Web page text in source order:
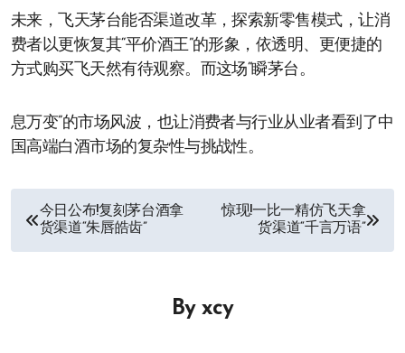
未来，飞天茅台能否渠道改革，探索新零售模式，让消
费者以更恢复其“平价酒王”的形象，依透明、更便捷的
方式购买飞天然有待观察。而这场“瞬茅台。
息万变”的市场风波，也让消费者与行业从业者看到了中
国高端白酒市场的复杂性与挑战性。
文
章
今日公布!复刻茅台酒拿
货渠道“朱唇皓齿”
惊现!一比一精仿飞天拿
货渠道“千言万语”
By xcy